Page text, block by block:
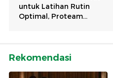
Rekomendasi